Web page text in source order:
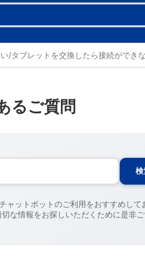
るご質問
検
ャットボットのご利用をおすすめして
な情報をお探しいただくために是非ご